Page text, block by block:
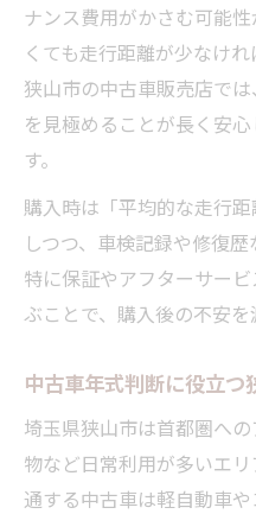
ナンス費用がかさむ可能
くても走行距離が少なけ
狭山市の中古車販売店で
を見極めることが長く安
す。
購入時は「平均的な走行
しつつ、車検記録や修復
特に保証やアフターサー
ぶことで、購入後の不安を
中古車年式判断に役立つ
埼玉県狭山市は首都圏へ
物など日常利用が多いエ
通する中古車は軽自動車